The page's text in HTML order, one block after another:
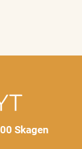
Skagen